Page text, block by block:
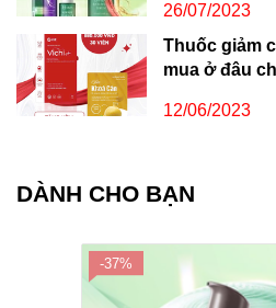
26/07/2023
Thuốc giảm
mua ở đâu
12/06/2023
DÀNH CHO BẠN
-37%